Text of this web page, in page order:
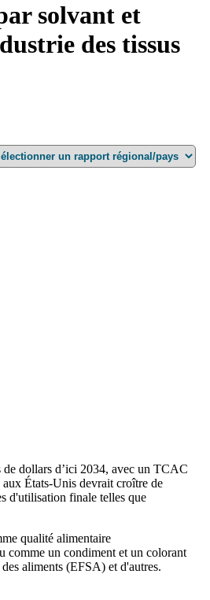
solvant et
des tissus
dollars d’ici 2034, avec un TCAC
États-Unis devrait croître de
d'utilisation finale telles que
qualité alimentaire
comme un condiment et un colorant
aliments (EFSA) et d'autres.